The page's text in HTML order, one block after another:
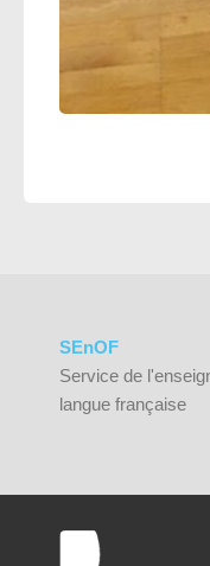
SEnOF
Service de
langue française